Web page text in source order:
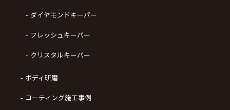
ダイヤモンドキーパー
フレッシュキーパー
クリスタルキーパー
ボディ研磨
コーティング施工事例